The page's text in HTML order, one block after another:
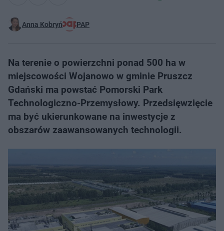
Anna Kobryń PAP
Na terenie o powierzchni ponad 500 ha w
miejscowości Wojanowo w gminie Pruszcz
Gdański ma powstać Pomorski Park
Technologiczno-Przemysłowy. Przedsięwzięcie
ma być ukierunkowane na inwestycje z
obszarów zaawansowanych technologii.